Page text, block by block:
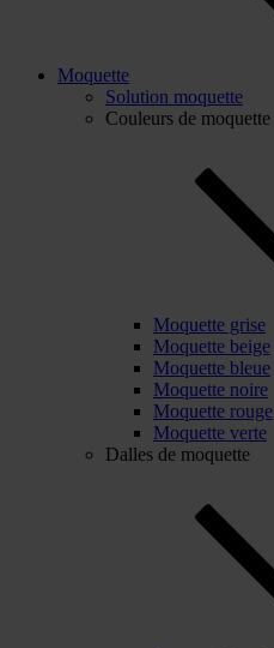
Moquette
Solution moquette
Couleurs de moquette
Moquette grise
Moquette beige
Moquette bleue
Moquette noire
Moquette rouge
Moquette verte
Dalles de moquette